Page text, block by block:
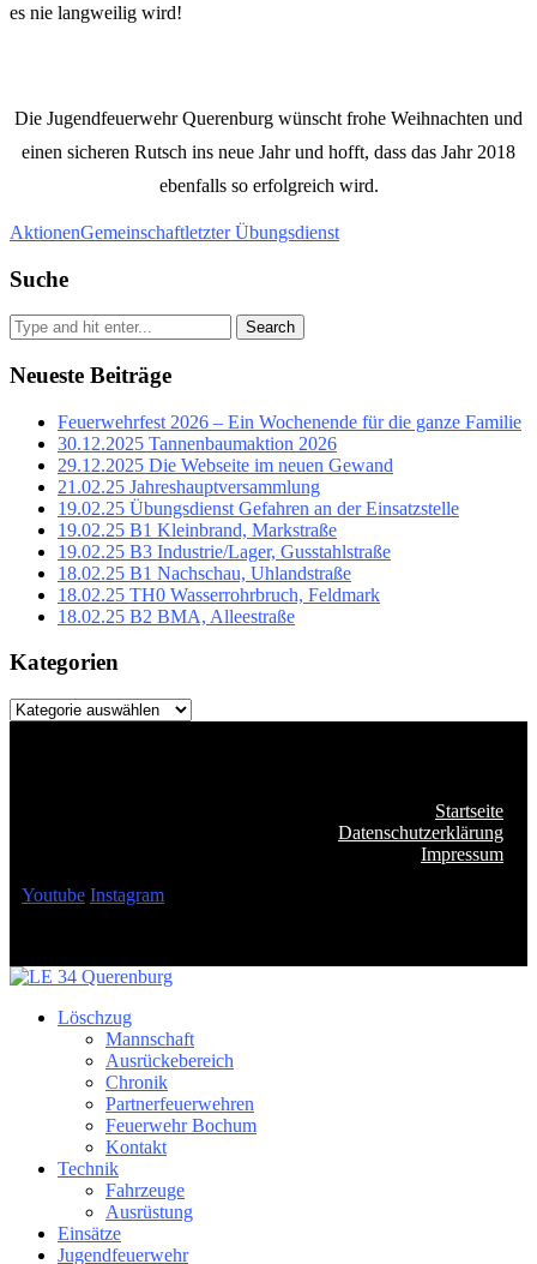
es nie langweilig wird!
Die Jugendfeuerwehr Querenburg wünscht frohe Weihnachten und
einen sicheren Rutsch ins neue Jahr und hofft, dass das Jahr 2018
ebenfalls so erfolgreich wird.
AktionenGemeinschaftletzter Übungsdienst
Suche
Search
Neueste Beiträge
Feuerwehrfest 2026 – Ein Wochenende für die ganze Familie
30.12.2025 Tannenbaumaktion 2026
29.12.2025 Die Webseite im neuen Gewand
21.02.25 Jahreshauptversammlung
19.02.25 Übungsdienst Gefahren an der Einsatzstelle
19.02.25 B1 Kleinbrand, Markstraße
19.02.25 B3 Industrie/Lager, Gusstahlstraße
18.02.25 B1 Nachschau, Uhlandstraße
18.02.25 TH0 Wasserrohrbruch, Feldmark
18.02.25 B2 BMA, Alleestraße
Kategorien
Kategorien
Startseite
Datenschutzerklärung
Impressum
Youtube Instagram
Löschzug
Mannschaft
Ausrückebereich
Chronik
Partnerfeuerwehren
Feuerwehr Bochum
Kontakt
Technik
Fahrzeuge
Ausrüstung
Einsätze
Jugendfeuerwehr